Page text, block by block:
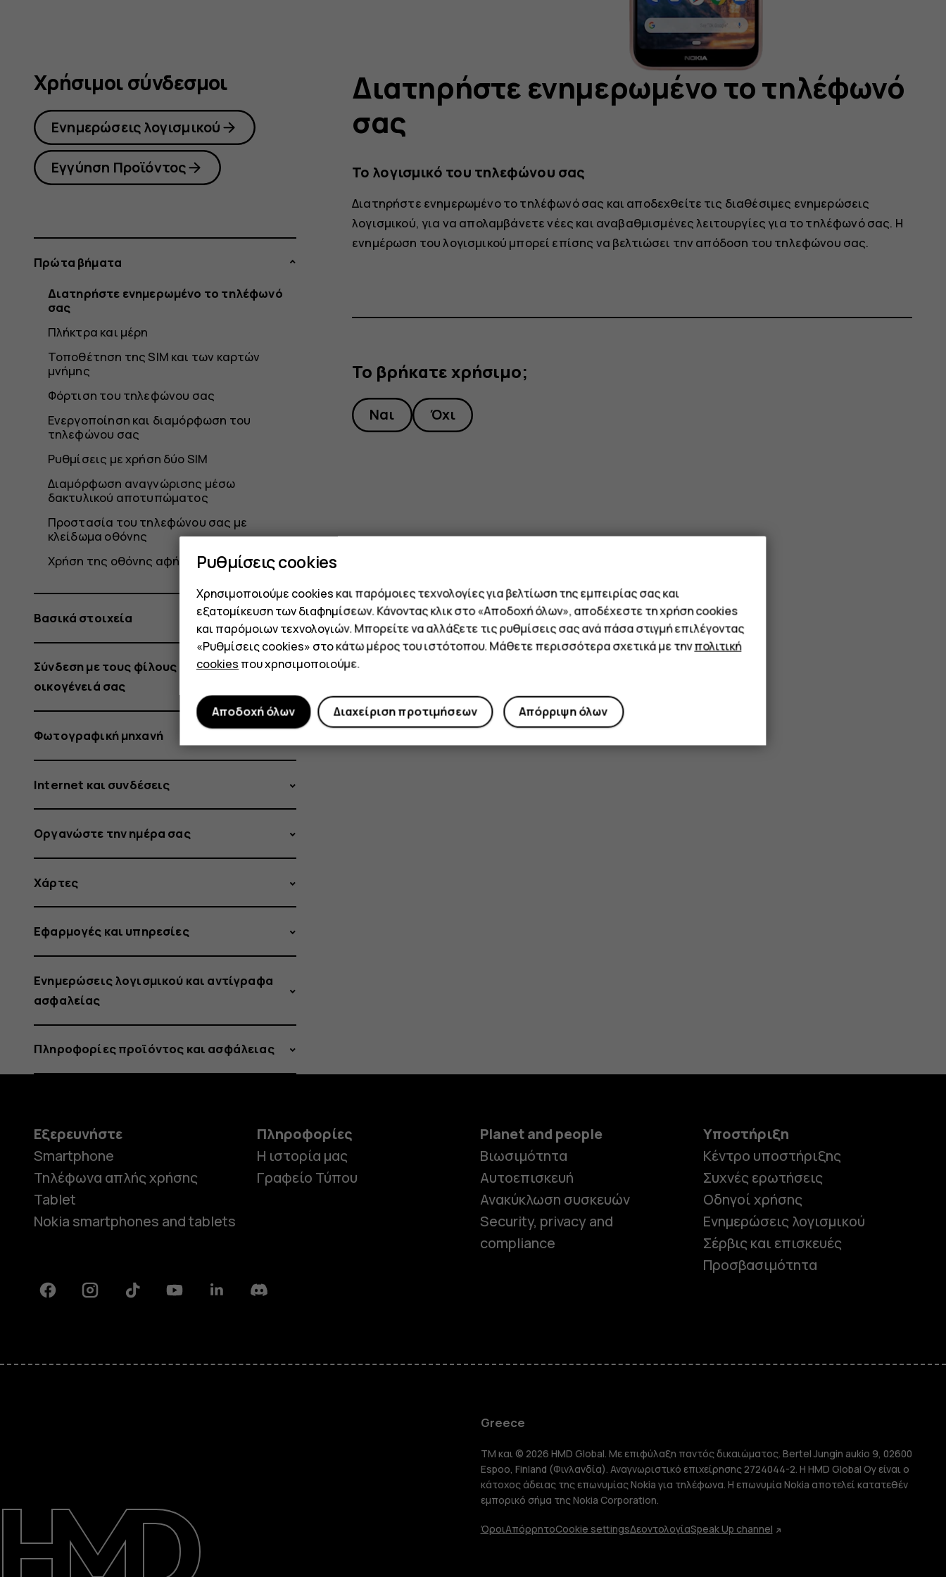
Smartphone
Τηλέφωνα απλής χρήσης
Tablet
Υποστήριξη
Greece
Διατηρήστε ενημερωμένο το τηλέφωνό
σας
Το λογισμικό του τηλεφώνου σας
Διατηρήστε ενημερωμένο το τηλέφωνό σας και αποδεχθείτε τις διαθέσιμες ενημερώσεις
λογισμικού, για να απολαμβάνετε νέες και αναβαθμισμένες λειτουργίες για το τηλέφωνό σας. Η
ενημέρωση του λογισμικού μπορεί επίσης να βελτιώσει την απόδοση του τηλεφώνου σας.
Το βρήκατε χρήσιμο;
Ναι Όχι
Χρήσιμοι σύνδεσμοι
Ενημερώσεις λογισμικού
Εγγύηση Προϊόντος
Πρώτα βήματα
Διατηρήστε ενημερωμένο το τηλέφωνό
σας
Πλήκτρα και μέρη
Τοποθέτηση της SIM και των καρτών
μνήμης
Φόρτιση του τηλεφώνου σας
Ενεργοποίηση και διαμόρφωση του
τηλεφώνου σας
Ρυθμίσεις με χρήση δύο SIM
Διαμόρφωση αναγνώρισης μέσω
δακτυλικού αποτυπώματος
Προστασία του τηλεφώνου σας με
κλείδωμα οθόνης
Χρήση της οθόνης αφής
Βασικά στοιχεία
Σύνδεση με τους φίλους και την
οικογένειά σας
Φωτογραφική μηχανή
Internet και συνδέσεις
Οργανώστε την ημέρα σας
Χάρτες
Εφαρμογές και υπηρεσίες
Ενημερώσεις λογισμικού και αντίγραφα
ασφαλείας
Πληροφορίες προϊόντος και ασφάλειας
Εξερευνήστε
Smartphone
Τηλέφωνα απλής χρήσης
Tablet
Nokia smartphones and tablets
Πληροφορίες
Η ιστορία μας
Γραφείο Τύπου
Planet and people
Βιωσιμότητα
Αυτοεπισκευή
Ανακύκλωση συσκευών
Security, privacy and
compliance
Υποστήριξη
Κέντρο υποστήριξης
Συχνές ερωτήσεις
Οδηγοί χρήσης
Ενημερώσεις λογισμικού
Σέρβις και επισκευές
Προσβασιμότητα
FacebookInstagramTiktok YoutubeLinkedinDiscord
Greece
TM και © 2026 HMD Global. Με επιφύλαξη παντός δικαιώματος. Bertel Jungin aukio 9, 02600
Espoo, Finland (Φινλανδία). Αναγνωριστικό επιχείρησης 2724044-2. Η HMD Global Oy είναι ο
κάτοχος άδειας της επωνυμίας Nokia για τηλέφωνα. Η επωνυμία Nokia αποτελεί κατατεθέν
εμπορικό σήμα της Nokia Corporation.
ΌροιΑπόρρητοCookie settingsΔεοντολογίαSpeak Up channel
Ρυθμίσεις cookies
Χρησιμοποιούμε cookies και παρόμοιες τεχνολογίες για βελτίωση της εμπειρίας σας και
εξατομίκευση των διαφημίσεων. Κάνοντας κλικ στο «Αποδοχή όλων», αποδέχεστε τη χρήση cookies
και παρόμοιων τεχνολογιών. Μπορείτε να αλλάξετε τις ρυθμίσεις σας ανά πάσα στιγμή επιλέγοντας
«Ρυθμίσεις cookies» στο κάτω μέρος του ιστότοπου. Μάθετε περισσότερα σχετικά με τηνπολιτική
cookies που χρησιμοποιούμε.
Απόρριψη όλων
Διαχείριση προτιμήσεων
Αποδοχή όλων